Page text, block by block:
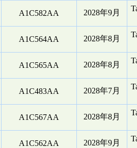
A1C582AA 2028年9月
A1C564AA 2028年8月
A1C565AA 2028年8月
A1C483AA 2028年7月
A1C567AA 2028年8月
A1C562AA 2028年9月